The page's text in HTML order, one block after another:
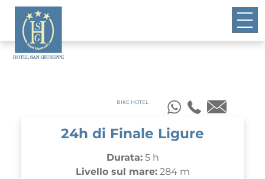
BIKE HOTEL
24h di Finale Ligure
Durata:5 h
Livello sul mare:284 m